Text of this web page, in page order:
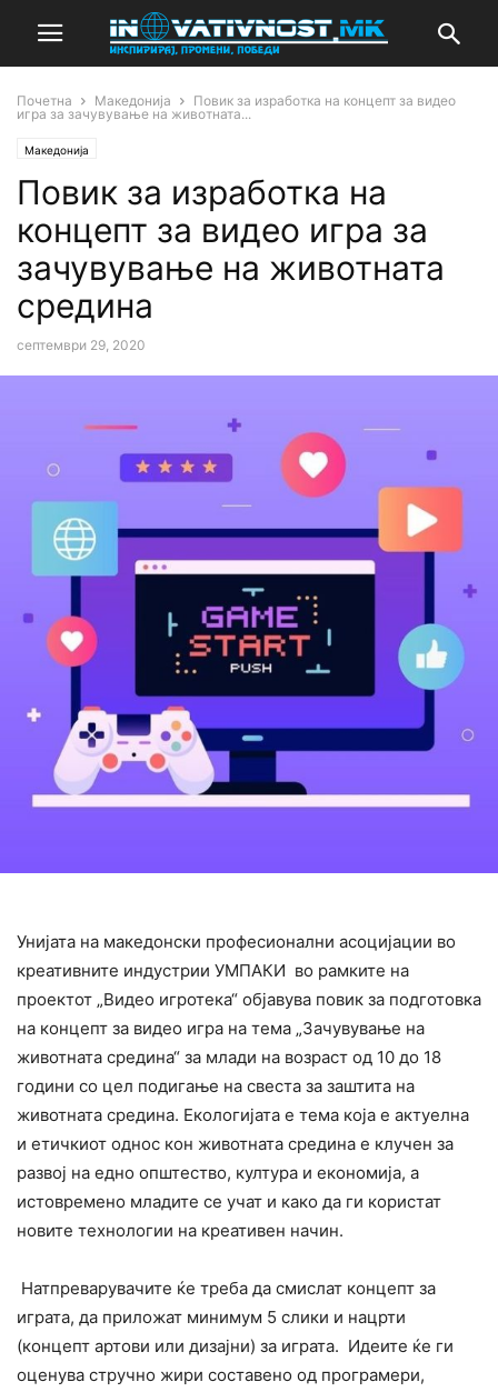
Почетна Македонија
Повик за изработка на концепт за видео
игра за зачувување на животната...
Македонија
Повик за изработка на
концепт за видео игра за
зачувување на животната
средина
септември 29, 2020
Унијата на македонски професионални асоцијации во
креативните индустрии УМПАКИ во рамките на
проектот „Видео игротека“ објавува повик за подготовка
на концепт за видео игра на тема „Зачувување на
животната средина“ за млади на возраст од 10 до 18
години со цел подигање на свеста за заштита на
животната средина. Екологијата е тема која е актуелна
и етичкиот однос кон животната средина е клучен за
развој на едно општество, култура и економија, а
истовремено младите се учат и како да ги користат
новите технологии на креативен начин.
Натпреварувачите ќе треба да смислат концепт за
играта, да приложат минимум 5 слики и нацрти
(концепт артови или дизајни) за играта. Идеите ќе ги
оценува стручно жири составено од програмери,